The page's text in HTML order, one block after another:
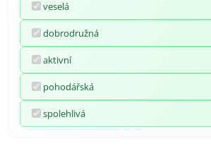
veselá
dobrodružná
aktivní
pohodářská
spolehlivá